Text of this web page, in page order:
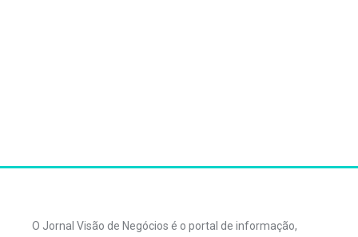
O Jornal Visão de Negócios é o portal de informação,